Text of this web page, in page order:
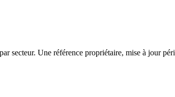
Une référence propriétaire, mise à jour